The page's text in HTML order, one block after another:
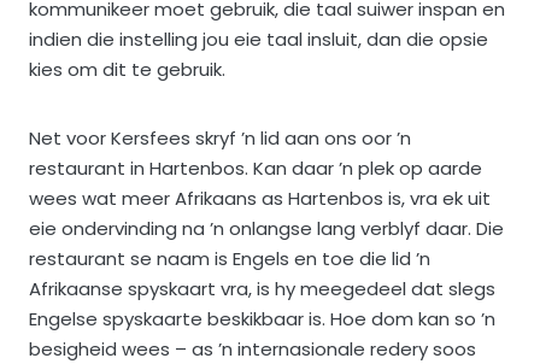
kommunikeer moet gebruik, die taal suiwer inspan en
indien die instelling jou eie taal insluit, dan die opsie
kies om dit te gebruik.
Net voor Kersfees skryf ’n lid aan ons oor ’n
restaurant in Hartenbos. Kan daar ’n plek op aarde
wees wat meer Afrikaans as Hartenbos is, vra ek uit
eie ondervinding na ’n onlangse lang verblyf daar. Die
restaurant se naam is Engels en toe die lid ’n
Afrikaanse spyskaart vra, is hy meegedeel dat slegs
Engelse spyskaarte beskikbaar is. Hoe dom kan so ’n
besigheid wees – as ’n internasionale redery soos